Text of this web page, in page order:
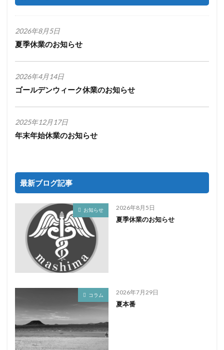
2026年8月5日
夏季休業のお知らせ
2026年4月14日
ゴールデンウィーク休業のお知らせ
2025年12月17日
年末年始休業のお知らせ
最新ブログ記事
お知らせ 2026年8月5日
夏季休業のお知らせ
コラム 2026年7月29日
夏本番